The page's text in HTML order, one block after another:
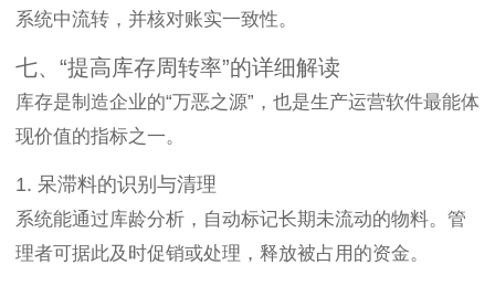
系统中流转，并核对账实一致性。
七、“提高库存周转率”的详细解读
库存是制造企业的“万恶之源”，也是生产运营软件最能体
现价值的指标之一。
1. 呆滞料的识别与清理
系统能通过库龄分析，自动标记长期未流动的物料。管
理者可据此及时促销或处理，释放被占用的资金。